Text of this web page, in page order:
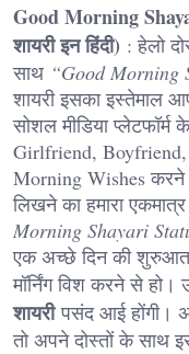
Good Morning
शायरी इन हिंदी) : हेलो
साथ “Good Morning
शायरी इसका इस्तेमाल
सोशल मीडिया प्लेटफॉर्म
Girlfriend, Boyfriend,
Morning Wishes
लिखने का हमारा
Morning Shayari
एक अच्छे दिन की
मॉर्निंग विश करने से
शायरीपसंद आई होंगी।
तो अपने दोस्तों के साथ